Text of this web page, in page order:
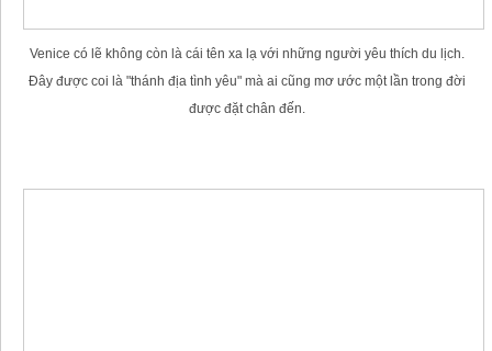
Venice có lẽ không còn là cái tên xa lạ với những người yêu thích du lịch.
Đây được coi là "thánh địa tình yêu" mà ai cũng mơ ước một lần trong đời
được đặt chân đến.